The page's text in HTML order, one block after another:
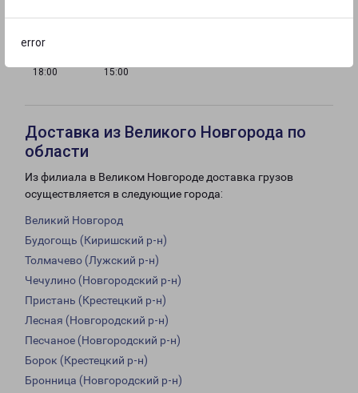
error
18:00
15:00
Доставка из Великого Новгорода по
области
Из филиала в Великом Новгороде доставка грузов
осуществляется в следующие города:
Великий Новгород
Будогощь (Киришский р-н)
Толмачево (Лужский р-н)
Чечулино (Новгородский р-н)
Пристань (Крестецкий р-н)
Лесная (Новгородский р-н)
Песчаное (Новгородский р-н)
Борок (Крестецкий р-н)
Бронница (Новгородский р-н)